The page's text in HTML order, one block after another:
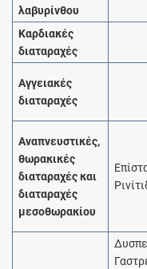
λαβυρίνθου
Καρδιακές
διαταραχές
Αγγειακές
διαταραχές
Αναπνευστικές,
θωρακικές
διαταραχές και
διαταραχές
μεσοθωρακίου